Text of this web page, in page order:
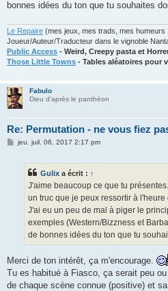
bonnes idées du ton que tu souhaites
Le Repaire (mes jeux, mes trads, mes humeurs
Joueur/Auteur/Traducteur dans le vignoble
Public Access - Weird, Creepy pasta et
Those Little Towns - Tables aléatoires pour
Fabulo
Dieu d'après le panthéon
Re: Permutation - ne vous fiez
Mjeu. juil. 06, 2017 2:17 pm
Gulix a écrit : ↑
J'aime beaucoup ce que tu
un truc que je peux ressortir à
J'ai eu un peu de mal à piger le
exemples (Western/Bizzness et
de bonnes idées du ton que tu
Merci de ton intérêt, ça m'encourage.
Tu es habitué à Fiasco, ça serait peu
de chaque scène connue (positive) et